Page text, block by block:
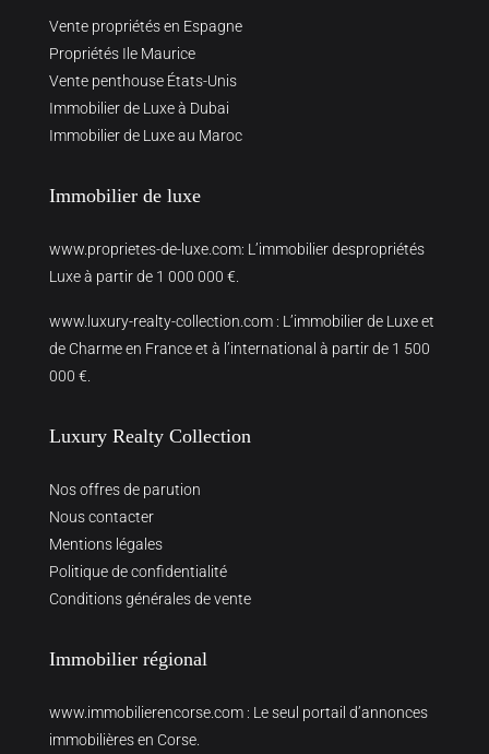
Vente propriétés en Espagne
Propriétés Ile Maurice
Vente penthouse États-Unis
Immobilier de Luxe à Dubai
Immobilier de Luxe au Maroc
Immobilier de luxe
www.proprietes-de-luxe.com: L’immobilier despropriétés
Luxe à partir de 1 000 000 €.
www.luxury-realty-collection.com : L’immobilier de Luxe et
de Charme en France et à l’international à partir de 1 500
000 €.
Luxury Realty Collection
Nos offres de parution
Nous contacter
Mentions légales
Politique de confidentialité
Conditions générales de vente
Immobilier régional
www.immobilierencorse.com : Le seul portail d’annonces
immobilières en Corse.